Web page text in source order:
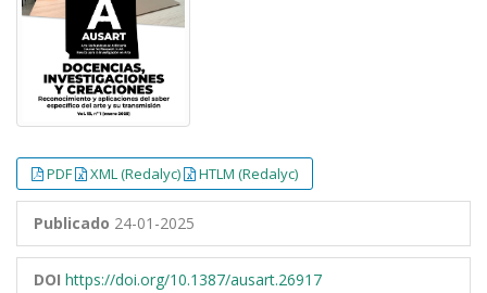
PDF XML (Redalyc) HTLM (Redalyc)
Publicado 24-01-2025
DOI https://doi.org/10.1387/ausart.26917